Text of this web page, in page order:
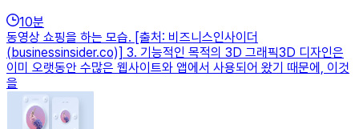
10분
동영상 쇼핑을 하는 모습. [출처: 비즈니스인사이더
(businessinsider.co)] 3. 기능적인 목적의 3D 그래픽3D 디자인은
이미 오랫동안 수많은 웹사이트와 앱에서 사용되어 왔기 때문에, 이것
을